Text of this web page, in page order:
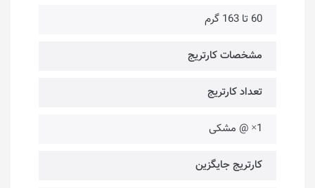
60 تا 163 گرم
مشخصات کارتریج
تعداد کارتریج
1× @ مشکی
کارتریج جایگزین